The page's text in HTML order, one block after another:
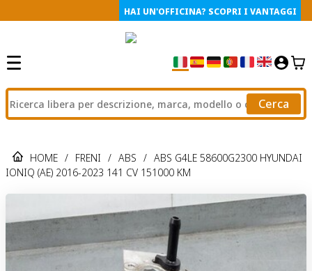
HAI UN'OFFICINA? SCOPRI I VANTAGGI
Cerca
HOME / FRENI / ABS / ABS G4LE 58600G2300 HYUNDAI
IONIQ (AE) 2016-2023 141 CV 151000 KM